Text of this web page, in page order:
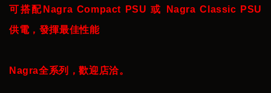
可搭配Nagra Compact PSU 或 Nagra Classic PSU
供電，發揮最佳性能
Nagra全系列，歡迎店洽。